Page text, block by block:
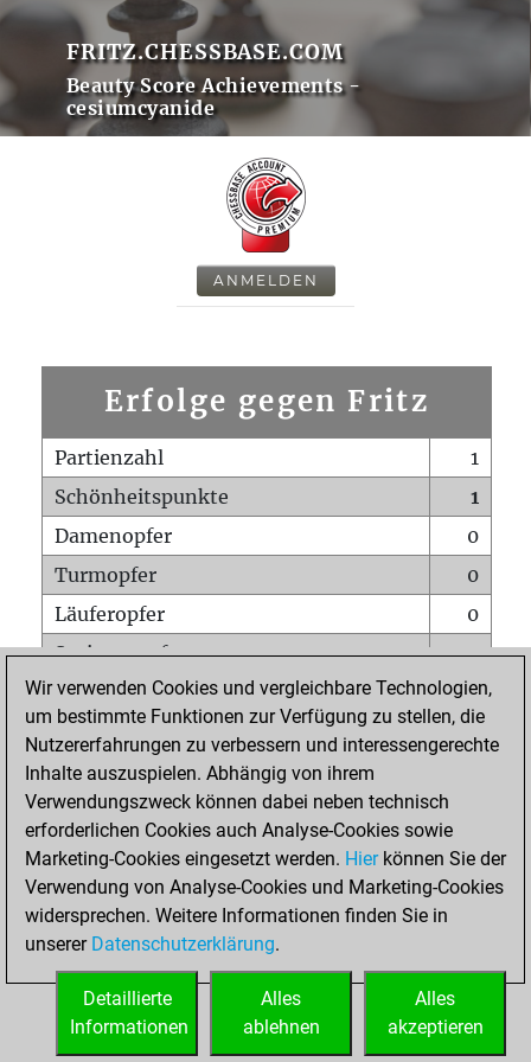
FRITZ.CHESSBASE.COM
Beauty Score Achievements -
cesiumcyanide
ANMELDEN
Erfolge gegen Fritz
Partienzahl
1
Schönheitspunkte
1
Damenopfer
0
Turmopfer
0
Läuferopfer
0
Springeropfer
0
Bauernopfer
0
Matt auf vollem Brett
0
Bauer setzt Matt
Erstickte Matts
Unterverwandlungen
0
Türme auf der siebten
0
STARTSEITE
Wir verwenden Cookies und vergleichbare Technologien,
um bestimmte Funktionen zur Verfügung zu stellen, die
Nutzererfahrungen zu verbessern und interessengerechte
Inhalte auszuspielen. Abhängig von ihrem
Verwendungszweck können dabei neben technisch
erforderlichen Cookies auch Analyse-Cookies sowie
Marketing-Cookies eingesetzt werden. Hierkönnen Sie der
Verwendung von Analyse-Cookies und Marketing-Cookies
widersprechen. Weitere Informationen finden Sie in
unserer Datenschutzerklärung.
Alles
akzeptieren
Alles
ablehnen
Detaillierte
Informationen